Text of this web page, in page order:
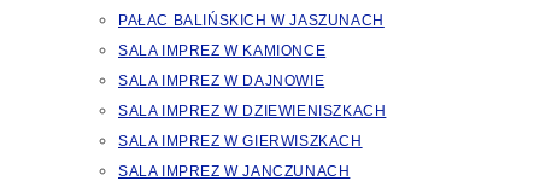
PAŁAC BALIŃSKICH W JASZUNACH
SALA IMPREZ W KAMIONCE
SALA IMPREZ W DAJNOWIE
SALA IMPREZ W DZIEWIENISZKACH
SALA IMPREZ W GIERWISZKACH
SALA IMPREZ W JANCZUNACH